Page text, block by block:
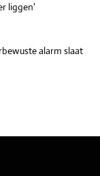
liggen'
alarm slaat